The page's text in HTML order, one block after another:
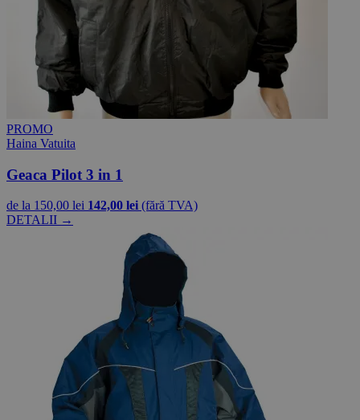
PROMO
Haina Vatuita
Geaca Pilot 3 in 1
de la 150,00 lei 142,00 lei (fără TVA)
DETALII →